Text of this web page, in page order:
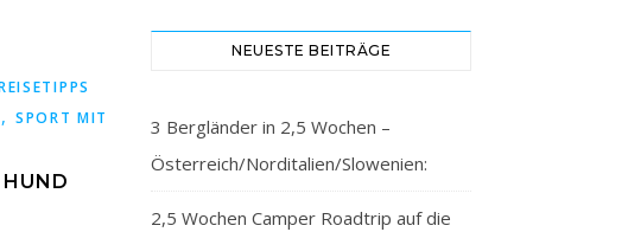
, SPORT MIT
NEUESTE BEITRÄGE
3 Bergländer in 2,5 Wochen –
Österreich/Norditalien/Slowenien:
2,5 Wochen Camper Roadtrip auf die